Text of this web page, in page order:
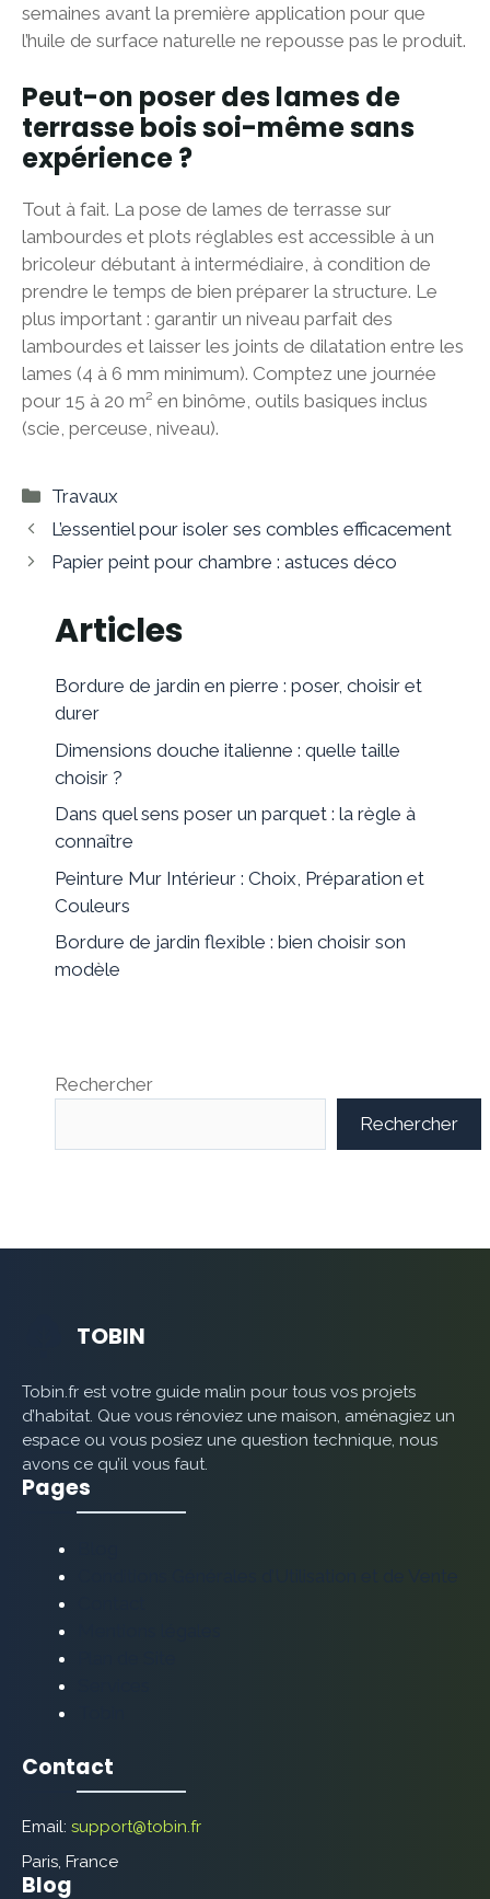
semaines avant la première application pour que
l’huile de surface naturelle ne repousse pas le produit.
Peut-on poser des lames de
terrasse bois soi-même sans
expérience ?
Tout à fait. La pose de lames de terrasse sur
lambourdes et plots réglables est accessible à un
bricoleur débutant à intermédiaire, à condition de
prendre le temps de bien préparer la structure. Le
plus important : garantir un niveau parfait des
lambourdes et laisser les joints de dilatation entre les
lames (4 à 6 mm minimum). Comptez une journée
pour 15 à 20 m² en binôme, outils basiques inclus
(scie, perceuse, niveau).
Catégories
Travaux
L’essentiel pour isoler ses combles efficacement
Papier peint pour chambre : astuces déco
Articles
Bordure de jardin en pierre : poser, choisir et
durer
Dimensions douche italienne : quelle taille
choisir ?
Dans quel sens poser un parquet : la règle à
connaître
Peinture Mur Intérieur : Choix, Préparation et
Couleurs
Bordure de jardin flexible : bien choisir son
modèle
Rechercher
Rechercher
TOBIN
Tobin.fr est votre guide malin pour tous vos projets
d’habitat. Que vous rénoviez une maison, aménagiez un
espace ou vous posiez une question technique, nous
avons ce qu’il vous faut.
Pages
Contact
Email: support@tobin.fr
Paris, France
Blog